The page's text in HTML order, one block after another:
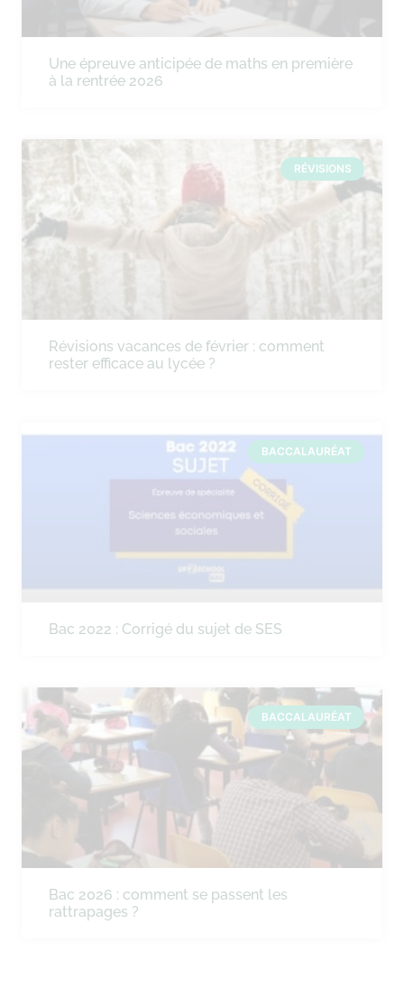
Une épreuve anticipée de maths en première
à la rentrée 2026
RÉVISIONS
Révisions vacances de février : comment
rester efficace au lycée ?
BACCALAURÉAT
Bac 2022 : Corrigé du sujet de SES
BACCALAURÉAT
Bac 2026 : comment se passent les
rattrapages ?